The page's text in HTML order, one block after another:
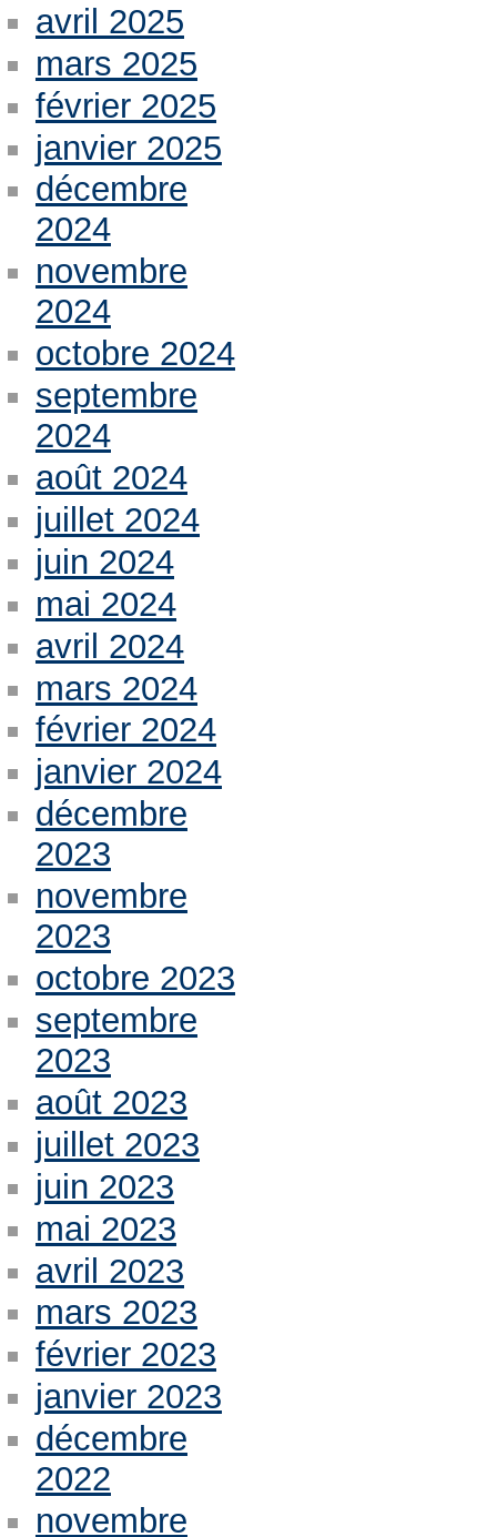
avril 2025
mars 2025
février 2025
janvier 2025
décembre
2024
novembre
2024
octobre 2024
septembre
2024
août 2024
juillet 2024
juin 2024
mai 2024
avril 2024
mars 2024
février 2024
janvier 2024
décembre
2023
novembre
2023
octobre 2023
septembre
2023
août 2023
juillet 2023
juin 2023
mai 2023
avril 2023
mars 2023
février 2023
janvier 2023
décembre
2022
novembre